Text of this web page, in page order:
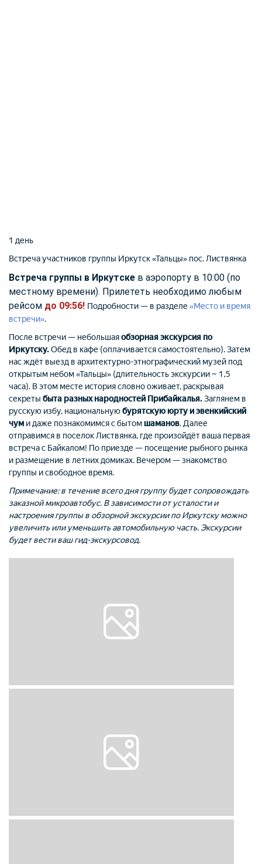
1 день
Встреча участников группы Иркутск«Тальцы» пос. Листвянка
Встреча группы в Иркутске в аэропорту в 10:00 (по
местному времени). Прилететь необходимо любым
рейсом до 09:56! Подробности — в разделе «Место и время
встречи».
После встречи — небольшаяобзорная экскурсия по
Иркутску.Обед в кафе (оплачивается самостоятельно). Затем
нас ждёт выезд в архитектурно-этнографический музей под
открытым небом «Тальцы» (длительность экскурсии ~ 1,5
часа). В этом месте история словно оживает, раскрывая
секреты быта разных народностей Прибайкалья.Заглянем в
русскую избу, национальнуюбурятскую юрту и эвенкийский
чум и даже познакомимся с бытомшаманов. Далее
отправимся в поселок Листвянка, где произойдёт ваша первая
встреча с Байкалом! По приезде — посещение рыбного рынка
и размещение в летних домиках. Вечером — знакомство
группы и свободное время.
Примечание: в течение всего дня группу будет сопровождать
заказной микроавтобус. В зависимости от усталости и
настроения группы в обзорной экскурсии по Иркутску можно
увеличить или уменьшить автомобильную часть. Экскурсии
будет вести ваш гид-экскурсовод.